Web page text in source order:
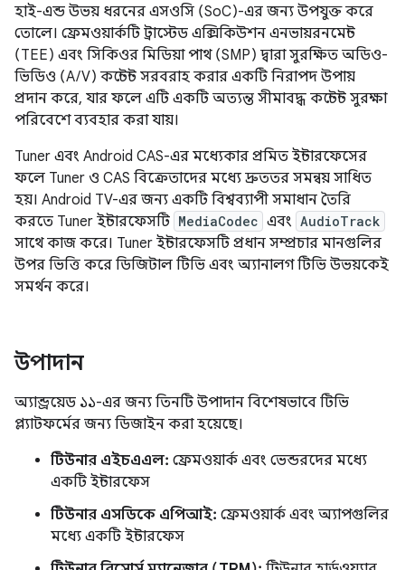
হাই-এন্ড উভয় ধরনের এসওসি (SoC)-এর জন্য উপযুক্ত করে
তোলে। ফ্রেমওয়ার্কটি ট্রাস্টেড এক্সিকিউশন এনভায়রনমেন্ট
(TEE) এবং সিকিওর মিডিয়া পাথ (SMP) দ্বারা সুরক্ষিত অডিও-
ভিডিও (A/V) কন্টেন্ট সরবরাহ করার একটি নিরাপদ উপায়
প্রদান করে, যার ফলে এটি একটি অত্যন্ত সীমাবদ্ধ কন্টেন্ট সুরক্ষা
পরিবেশে ব্যবহার করা যায়।
Tuner এবং Android CAS-এর মধ্যেকার প্রমিত ইন্টারফেসের
ফলে Tuner ও CAS বিক্রেতাদের মধ্যে দ্রুততর সমন্বয় সাধিত
হয়। Android TV-এর জন্য একটি বিশ্বব্যাপী সমাধান তৈরি
করতে Tuner ইন্টারফেসটি MediaCodec এবং AudioTrack
সাথে কাজ করে। Tuner ইন্টারফেসটি প্রধান সম্প্রচার মানগুলির
উপর ভিত্তি করে ডিজিটাল টিভি এবং অ্যানালগ টিভি উভয়কেই
সমর্থন করে।
উপাদান
অ্যান্ড্রয়েড ১১-এর জন্য তিনটি উপাদান বিশেষভাবে টিভি
প্ল্যাটফর্মের জন্য ডিজাইন করা হয়েছে।
টিউনার এইচএএল: ফ্রেমওয়ার্ক এবং ভেন্ডরদের মধ্যে
একটি ইন্টারফেস
টিউনার এসডিকে এপিআই: ফ্রেমওয়ার্ক এবং অ্যাপগুলির
মধ্যে একটি ইন্টারফেস